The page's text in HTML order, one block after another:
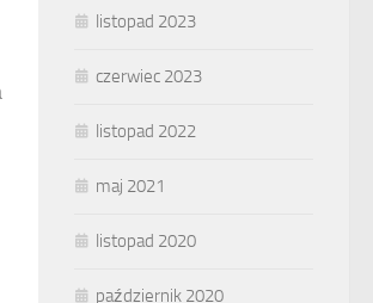
listopad 2023
czerwiec 2023
listopad 2022
maj 2021
listopad 2020
październik 2020